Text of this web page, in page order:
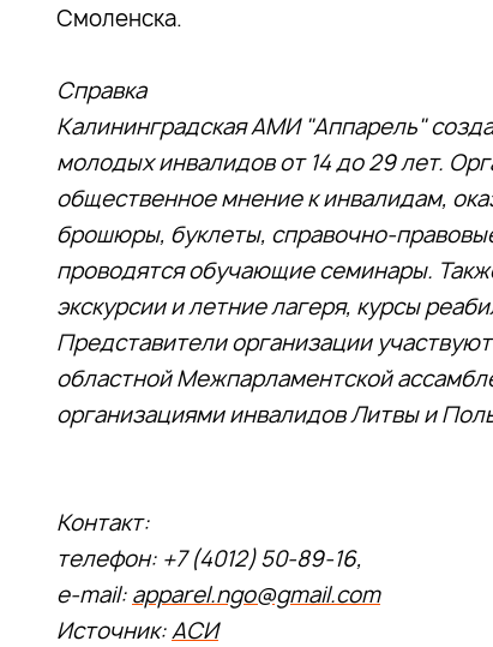
Смоленска.
Справка
Калининградская АМИ "Аппарель"
молодых инвалидов от 14 до 29 лет.
общественное мнение к инвалидам,
брошюры, буклеты, справочно-
проводятся обучающие семинары.
экскурсии и летние лагеря, курсы
Представители организации
областной Межпарламентской
организациями инвалидов Литвы и
Контакт:
телефон: +7 (4012) 50-89-16,
e-mail: apparel.ngo@gmail.com
Источник:АСИ